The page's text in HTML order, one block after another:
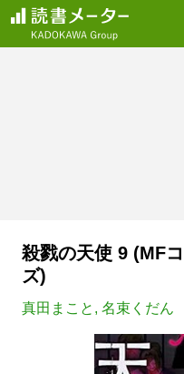
殺戮の天使 9 (MF
ズ)
真田まこと , 名束くだん